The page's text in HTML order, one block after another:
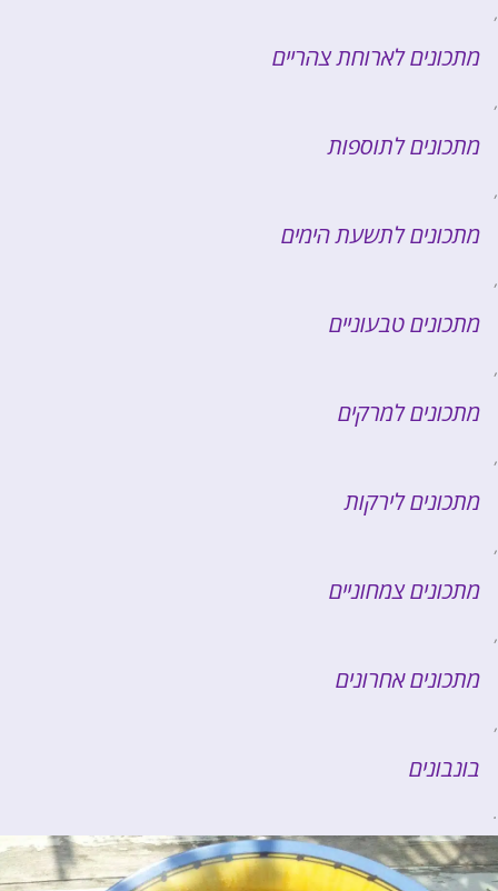
,
מתכונים לארוחת צהריים
,
מתכונים לתוספות
,
מתכונים לתשעת הימים
,
מתכונים טבעוניים
,
מתכונים למרקים
,
מתכונים לירקות
,
מתכונים צמחוניים
,
מתכונים אחרונים
,
בונבונים
.